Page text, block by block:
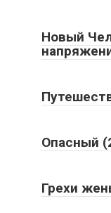
Новый
Опасный
Грехи